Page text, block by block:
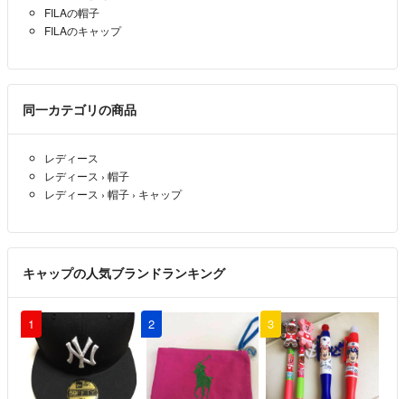
FILAの帽子
FILAのキャップ
同一カテゴリの商品
レディース
レディース › 帽子
レディース › 帽子 › キャップ
キャップの人気ブランドランキング
1 2 3